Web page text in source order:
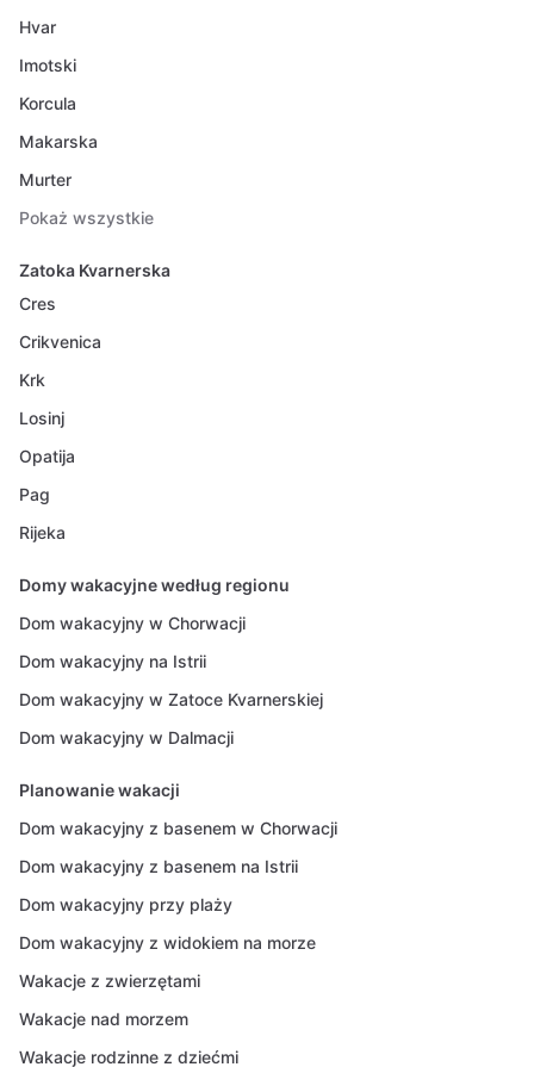
Hvar
Imotski
Korcula
Makarska
Murter
Pokaż wszystkie
Zatoka Kvarnerska
Cres
Crikvenica
Krk
Losinj
Opatija
Pag
Rijeka
Domy wakacyjne według regionu
Dom wakacyjny w Chorwacji
Dom wakacyjny na Istrii
Dom wakacyjny w Zatoce Kvarnerskiej
Dom wakacyjny w Dalmacji
Planowanie wakacji
Dom wakacyjny z basenem w Chorwacji
Dom wakacyjny z basenem na Istrii
Dom wakacyjny przy plaży
Dom wakacyjny z widokiem na morze
Wakacje z zwierzętami
Wakacje nad morzem
Wakacje rodzinne z dziećmi